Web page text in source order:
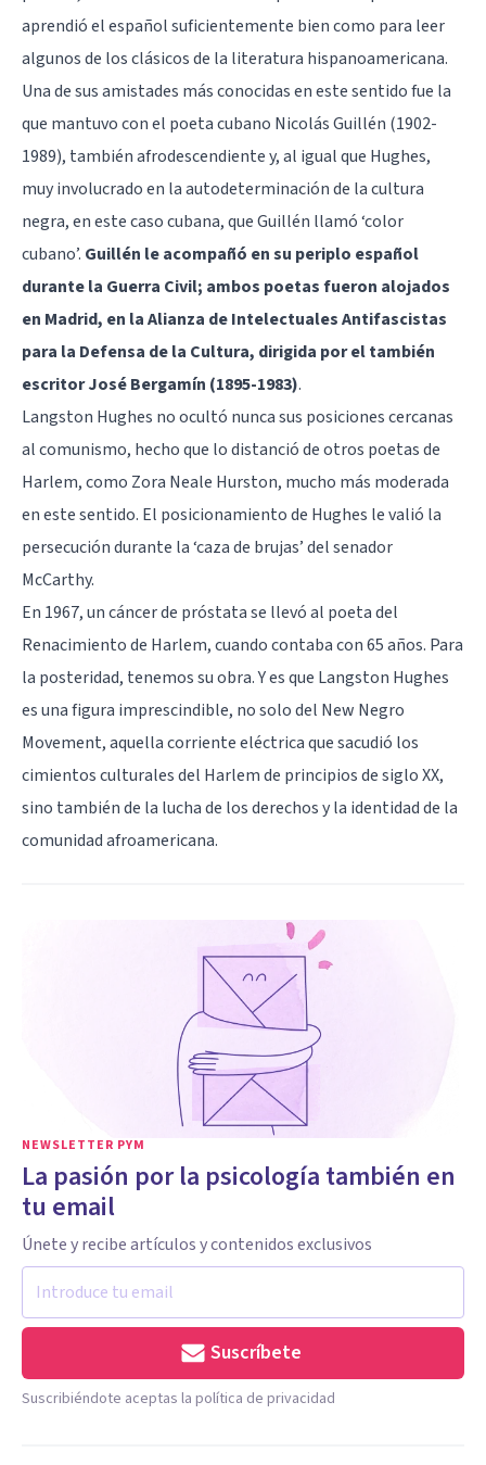
aprendió el español suficientemente bien como para leer
algunos de los clásicos de la literatura hispanoamericana.
Una de sus amistades más conocidas en este sentido fue la
que mantuvo con el poeta cubano Nicolás Guillén (1902-
1989), también afrodescendiente y, al igual que Hughes,
muy involucrado en la autodeterminación de la cultura
negra, en este caso cubana, que Guillén llamó ‘color
cubano’. Guillén le acompañó en su periplo español
durante la Guerra Civil; ambos poetas fueron alojados
en Madrid, en la Alianza de Intelectuales Antifascistas
para la Defensa de la Cultura, dirigida por el también
escritor José Bergamín (1895-1983).
Langston Hughes no ocultó nunca sus posiciones cercanas
al comunismo, hecho que lo distanció de otros poetas de
Harlem, como Zora Neale Hurston, mucho más moderada
en este sentido. El posicionamiento de Hughes le valió la
persecución durante la ‘caza de brujas’ del senador
McCarthy.
En 1967, un cáncer de próstata se llevó al poeta del
Renacimiento de Harlem, cuando contaba con 65 años. Para
la posteridad, tenemos su obra. Y es que Langston Hughes
es una figura imprescindible, no solo del New Negro
Movement, aquella corriente eléctrica que sacudió los
cimientos culturales del Harlem de principios de siglo XX,
sino también de la lucha de los derechos y la identidad de la
comunidad afroamericana.
NEWSLETTER PYM
La pasión por la psicología también en
tu email
Únete y recibe artículos y contenidos exclusivos
Suscríbete
Suscribiéndote aceptas la política de privacidad